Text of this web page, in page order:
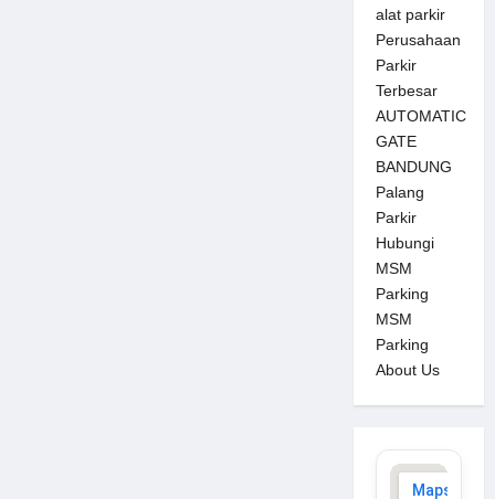
alat parkir
Perusahaan
Parkir
Terbesar
AUTOMATIC
GATE
BANDUNG
Palang
Parkir
Hubungi
MSM
Parking
MSM
Parking
About Us